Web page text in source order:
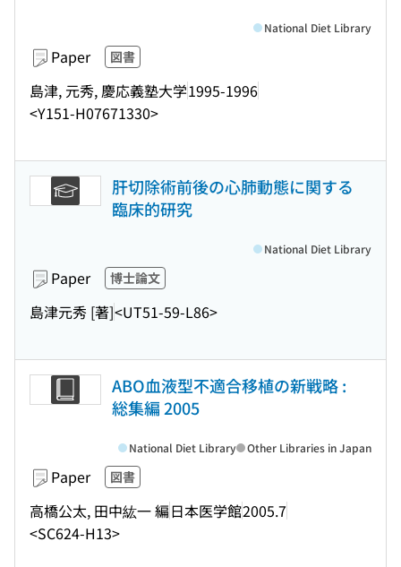
Paper 図書
島津, 元秀, 慶応義塾大学1995-1996
<Y151-H07671330>
National Diet Library
肝切除術前後の心肺動態に関する
臨床的研究
Paper 博士論文
島津元秀 [著]<UT51-59-L86>
National Diet Library
ABO血液型不適合移植の新戦略 :
総集編 2005
Paper 図書
高橋公太, 田中紘一 編日本医学館2005.7
<SC624-H13>
National Diet Library Other Libraries in Japan